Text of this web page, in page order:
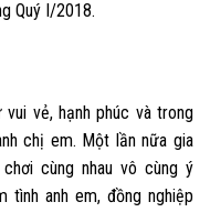
Quý I/2018.
vẻ, hạnh phúc và trong
chị em. Một lần nữa gia
cùng nhau vô cùng ý
tình anh em, đồng nghiệp